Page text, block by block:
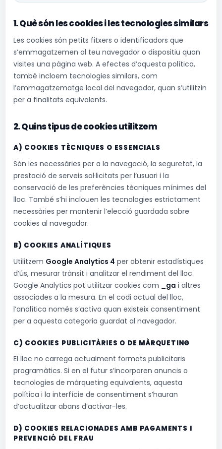
1. Què són les cookies i les tecnologies similars
Les cookies són petits fitxers o identificadors que
s’emmagatzemen al teu navegador o dispositiu quan
visites una pàgina web. A efectes d’aquesta política,
també incloem tecnologies similars, com
l’emmagatzematge local del navegador, quan s’utilitzin
per a finalitats equivalents.
2. Quins tipus de cookies utilitzem
A) COOKIES TÈCNIQUES O ESSENCIALS
Són les necessàries per a la navegació, la seguretat, la
prestació de serveis sol·licitats per l’usuari i la
conservació de les preferències tècniques mínimes del
lloc. També s’hi inclouen les tecnologies estrictament
necessàries per mantenir l’elecció guardada sobre
cookies al navegador.
B) COOKIES ANALÍTIQUES
Utilitzem Google Analytics 4 per obtenir estadístiques
d’ús, mesurar trànsit i analitzar el rendiment del lloc.
Google Analytics pot utilitzar cookies com
_ga i altres
associades a la mesura. En el codi actual del lloc,
l’analítica només s’activa quan existeix consentiment
per a aquesta categoria guardat al navegador.
C) COOKIES PUBLICITÀRIES O DE MÀRQUETING
El lloc no carrega actualment formats publicitaris
programàtics. Si en el futur s’incorporen anuncis o
tecnologies de màrqueting equivalents, aquesta
política i la interfície de consentiment s’hauran
d’actualitzar abans d’activar-les.
D) COOKIES RELACIONADES AMB PAGAMENTS I
PREVENCIÓ DEL FRAU